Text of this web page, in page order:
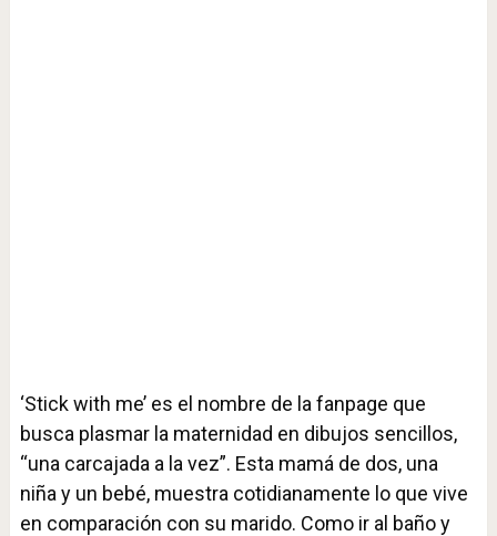
‘Stick with me’ es el nombre de la fanpage que
busca plasmar la maternidad en dibujos sencillos,
“una carcajada a la vez”. Esta mamá de dos, una
niña y un bebé, muestra cotidianamente lo que vive
en comparación con su marido. Como ir al baño y